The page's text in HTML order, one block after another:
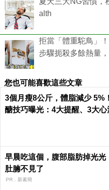
alth
拒當「體重駝鳥」
步驟扼殺多餘熱量
您也可能喜歡這些文章
3個月瘦8公斤，體脂減少 5%
醣技巧曝光：4大提醒、3大
早晨吃這個，腹部脂肪掉光光
肚腩不見了
PR．新素簡